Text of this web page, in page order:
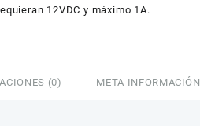
12VDC y máximo 1A.
(0) META INFORMACIÓN